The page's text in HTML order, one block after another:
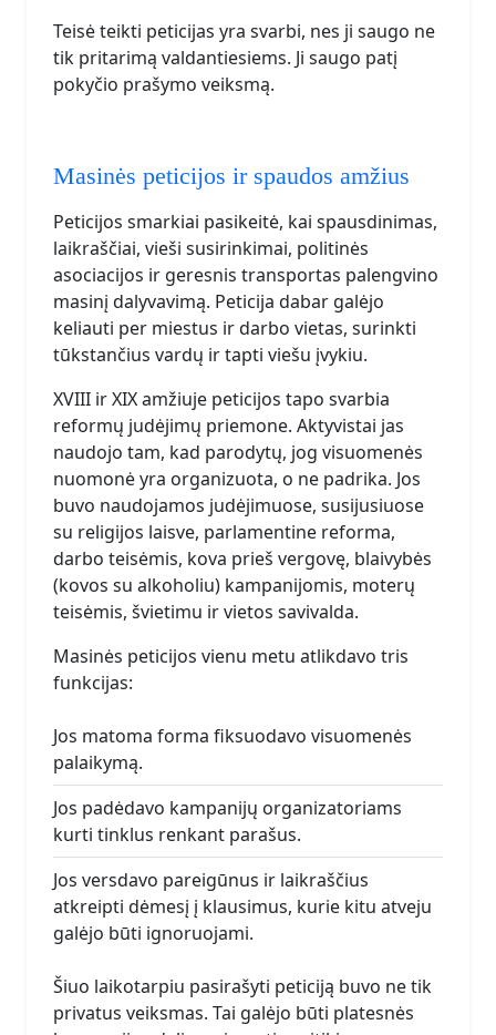
Teisė teikti peticijas yra svarbi, nes ji saugo ne
tik pritarimą valdantiesiems. Ji saugo patį
pokyčio prašymo veiksmą.
Masinės peticijos ir spaudos amžius
Peticijos smarkiai pasikeitė, kai spausdinimas,
laikraščiai, vieši susirinkimai, politinės
asociacijos ir geresnis transportas palengvino
masinį dalyvavimą. Peticija dabar galėjo
keliauti per miestus ir darbo vietas, surinkti
tūkstančius vardų ir tapti viešu įvykiu.
XVIII ir XIX amžiuje peticijos tapo svarbia
reformų judėjimų priemone. Aktyvistai jas
naudojo tam, kad parodytų, jog visuomenės
nuomonė yra organizuota, o ne padrika. Jos
buvo naudojamos judėjimuose, susijusiuose
su religijos laisve, parlamentine reforma,
darbo teisėmis, kova prieš vergovę, blaivybės
(kovos su alkoholiu) kampanijomis, moterų
teisėmis, švietimu ir vietos savivalda.
Masinės peticijos vienu metu atlikdavo tris
funkcijas:
Jos matoma forma fiksuodavo visuomenės
palaikymą.
Jos padėdavo kampanijų organizatoriams
kurti tinklus renkant parašus.
Jos versdavo pareigūnus ir laikraščius
atkreipti dėmesį į klausimus, kurie kitu atveju
galėjo būti ignoruojami.
Šiuo laikotarpiu pasirašyti peticiją buvo ne tik
privatus veiksmas. Tai galėjo būti platesnės